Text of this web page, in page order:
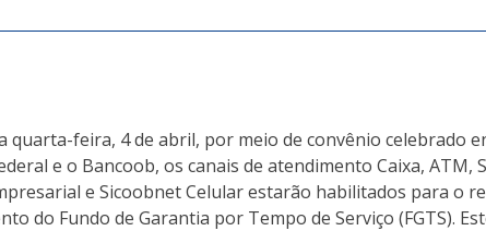
quarta-feira, 4 de abril, por meio de convênio celebrado
e o Bancoob, os canais de atendimento Caixa, ATM,
e Sicoobnet Celular estarão habilitados para o
do Fundo de Garantia por Tempo de Serviço (FGTS).